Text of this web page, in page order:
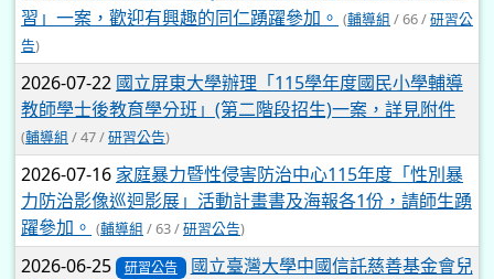
習」一案，歡迎有興趣的同仁踴躍參加。 (輔導組 / 66 /研習公
告)
2026-07-22 國立屏東大學辦理「115學年度國民小學輔導
教師學士後教育學分班」(第二階段招生)一案，詳見附件
(輔導組 / 47 /研習公告)
2026-07-16 家庭暴力暨性侵害防治中心115年度「性別暴
力防治影像巡迴影展」活動計畫書及海報各1份，請師生踴
躍參加。 (輔導組 / 63 /研習公告)
2026-06-25 研習公告
國立臺灣大學中國信託慈善基金會兒